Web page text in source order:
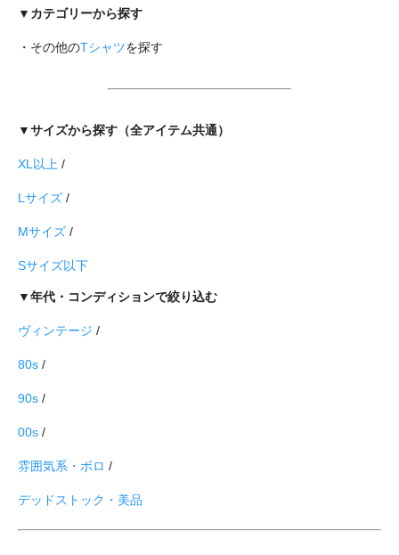
▼カテゴリーから探す
・その他のTシャツを探す
▼サイズから探す（全アイテム共通）
XL以上 /
Lサイズ /
Mサイズ /
Sサイズ以下
▼年代・コンディションで絞り込む
ヴィンテージ /
80s /
90s /
00s /
雰囲気系・ボロ /
デッドストック・美品